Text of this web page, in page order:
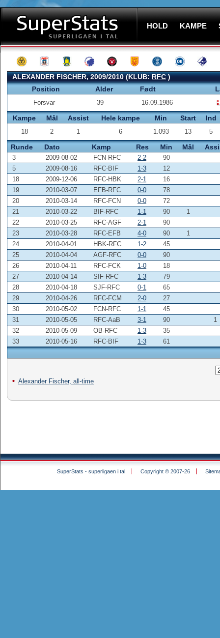
HOLD KAMPE
ALEXANDER FISCHER, 2009/2010 (KLUB:RFC)
Position
Alder Født
Forsvar 39 16.09.1986
Kampe Mål Assist Hele kampe Min Start Ind
18 2 1 6 1.093 13 5
Runde Dato Kamp Res Min Mål
3 2009-08-02 FCN-RFC 2-2
90
5
2009-08-16 RFC-BIF 1-3
12
18
2009-12-06 RFC-HBK 2-1
16
19
2010-03-07 EFB-RFC 0-0
78
20
2010-03-14 RFC-FCN 0-0
72
21
2010-03-22 BIF-RFC 1-1 90
1
22
2010-03-25 RFC-AGF 2-1
90
23
2010-03-28 RFC-EFB 4-0 90
1
24
2010-04-01 HBK-RFC 1-2
45
25
2010-04-04 AGF-RFC 0-0
90
26
2010-04-11 RFC-FCK 1-0
18
27
2010-04-14 SIF-RFC 1-3
79
28
2010-04-18 SJF-RFC 0-1
65
29
2010-04-26 RFC-FCM 2-0
27
30
2010-05-02 FCN-RFC 1-1
45
31
2010-05-05 RFC-AaB 3-1 90
1
32
2010-05-09 OB-RFC 1-3
35
33
2010-05-16 RFC-BIF 1-3 61
Alexander Fischer, all-time
SuperStats - superligaen i tal Copyright © 2007-26